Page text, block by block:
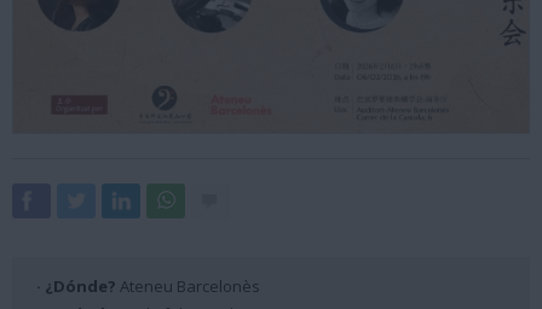
· ¿Dónde? Ateneu Barcelonès